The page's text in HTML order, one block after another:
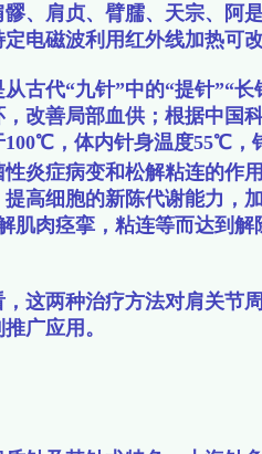
、肩贞、臂臑、天宗、阿
电磁波利用红外线加热可
古代“九针”中的“提针”“
改善局部血供；根据中国
100℃，体内针身温度55℃，
炎症病变和松解粘连的作
高细胞的新陈代谢能力，
肌肉痉挛，粘连等而达到
，这两种治疗方法对肩关节
广应用。